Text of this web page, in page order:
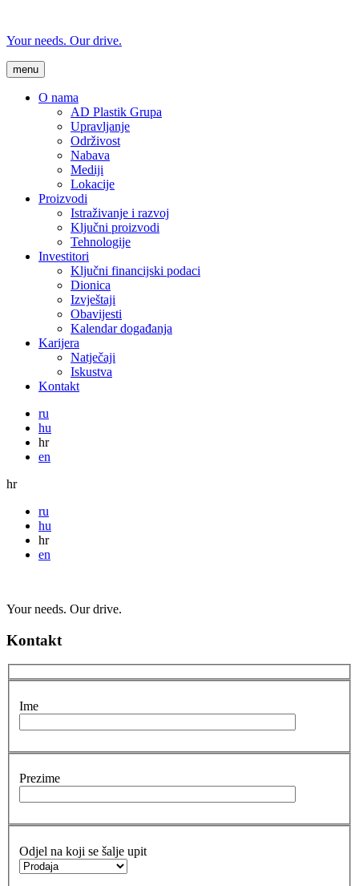
Your needs. Our drive.
menu
O nama
AD Plastik Grupa
Upravljanje
Održivost
Nabava
Mediji
Lokacije
Proizvodi
Istraživanje i razvoj
Ključni proizvodi
Tehnologije
Investitori
Ključni financijski podaci
Dionica
Izvještaji
Obavijesti
Kalendar događanja
Karijera
Natječaji
Iskustva
Kontakt
ru
hu
hr
en
hr
ru
hu
hr
en
Your needs. Our drive.
Kontakt
Ime
Prezime
Odjel na koji se šalje upit